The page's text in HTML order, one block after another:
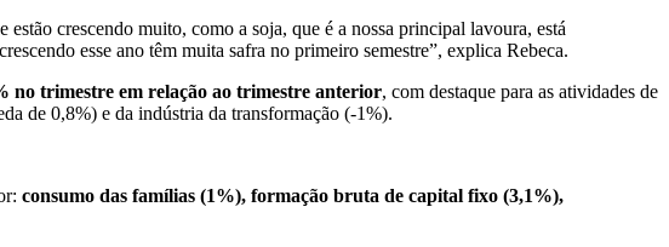
crescendo muito, como a soja, que é a nossa principal lavoura, está
esse ano têm muita safra no primeiro semestre”, explica Rebeca.
no trimestre em relação ao trimestre anterior, com destaque para as atividades de
de 0,8%) e da indústria da transformação (-1%).
consumo das famílias (1%), formação bruta de capital fixo (3,1%),